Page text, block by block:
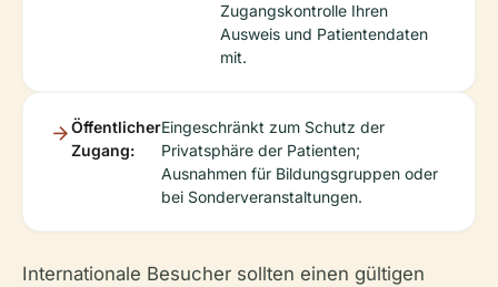
Zugangskontrolle Ihren
Ausweis und Patientendaten
mit.
Öffentlicher
Zugang:
Eingeschränkt zum Schutz der
Privatsphäre der Patienten;
Ausnahmen für Bildungsgruppen oder
bei Sonderveranstaltungen.
Internationale Besucher sollten einen gültigen